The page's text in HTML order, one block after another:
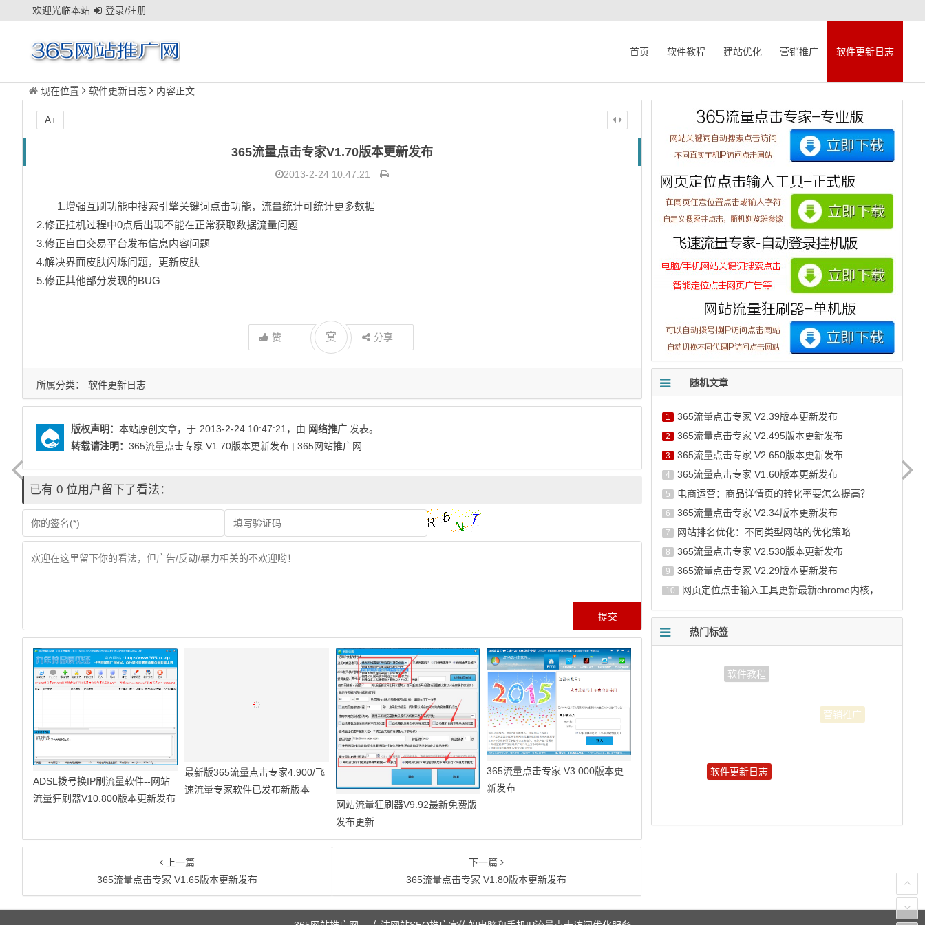
欢迎光临本站 登录/注册
首页 软件教程 建站优化 营销推广 软件更新日志
现在位置 软件更新日志 内容正文
365流量点击专家V1.70版本更新发布
2013-2-24 10:47:21
1.增强互刷功能中搜索引擎关键词点击功能，流量统计可统计更多数据
2.修正挂机过程中0点后出现不能在正常获取数据流量问题
3.修正自由交易平台发布信息内容问题
4.解决界面皮肤闪烁问题，更新皮肤
5.修正其他部分发现的BUG
赞 赏 分享
A+
所属分类： 软件更新日志
版权声明： 本站原创文章，于 2013-2-24 10:47:21 ，由 网络推广 发表。
转载请注明： 365流量点击专家 V1.70版本更新发布 | 365网站推广网
已有 0 位用户留下了看法：
ADSL拨号换IP刷流量软件--网站
流量狂刷器V10.800版本更新发布
最新版365流量点击专家4.900/飞
速流量专家软件已发布新版本
网站流量狂刷器V9.92最新免费版
发布更新
365流量点击专家 V3.000版本更
新发布
上一篇
365流量点击专家 V1.65版本更新发布
下一篇
365流量点击专家 V1.80版本更新发布
随机文章
1 365流量点击专家 V2.39版本更新发布
2 365流量点击专家 V2.495版本更新发布
3 365流量点击专家 V2.650版本更新发布
4 365流量点击专家 V1.60版本更新发布
5 电商运营：商品详情页的转化率要怎么提高？
6 365流量点击专家 V2.34版本更新发布
7 网站排名优化：不同类型网站的优化策略
8 365流量点击专家 V2.530版本更新发布
9 365流量点击专家 V2.29版本更新发布
10 网页定位点击输入工具更新最新chrome内核，并新增今日头条搜索模板
热门标签
软件教程
营销推广
软件更新日志